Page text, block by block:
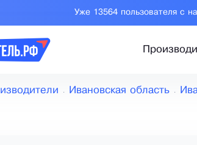
Уже 13564 пользователя с
Ивановская область